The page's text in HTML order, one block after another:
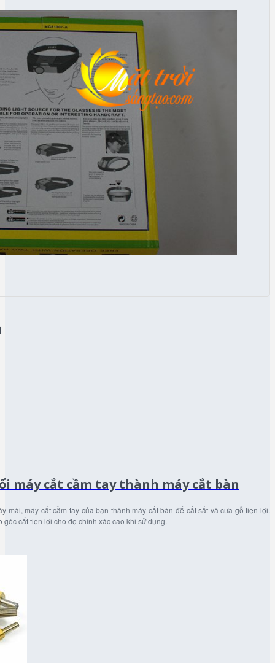
máy cắt cầm tay thành máy cắt bàn
mài, máy cắt cầm tay của bạn thành máy cắt bàn để cắt sắt và cưa gỗ tiện lợi.
cắt tiện lợi cho độ chính xác cao khi sử dụng.